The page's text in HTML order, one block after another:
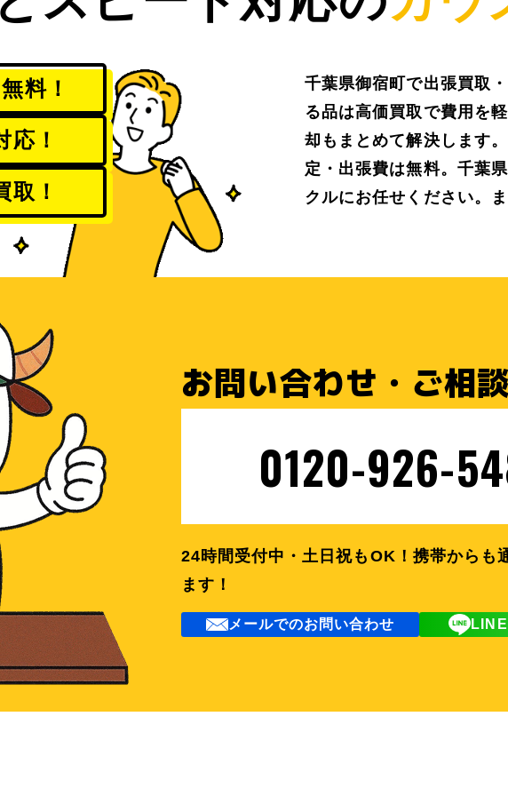
料！
応！
取！
千葉県御宿町で出張買取
る品は高価買取で費用を
却もまとめて解決します
定・出張費は無料。千葉
クルにお任せください。
お問い合わせ・ご相
0120-926-
24時間受付中・土日祝もOK！ 携帯からも
ます！
メールでのお問い合わせ